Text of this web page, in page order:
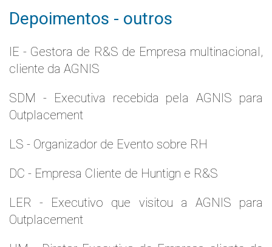
Depoimentos - outros
IE - Gestora de R&S de Empresa multinacional,
cliente da AGNIS
SDM - Executiva recebida pela AGNIS para
Outplacement
LS - Organizador de Evento sobre RH
DC - Empresa Cliente de Huntign e R&S
LER - Executivo que visitou a AGNIS para
Outplacement